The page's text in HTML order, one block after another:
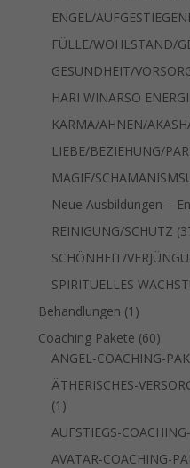
ENGEL/
FÜLLE/WOHLSTAND/
GESUNDHEIT/
HARI WINARSO
KARMA/AHNEN/
LIEBE/BEZIEHUNG/
MAGIE/
Neue Ausbildungen –
REINIGUNG/SCHUTZ
SCHÖNHEIT/
SPIRITUELLES
Behandlungen 1 1
Produkt
Coaching Pakete 6060
ANGEL-COACHING-
ÄTHERISCHES-
1 1
Produkt
AUFSTIEGS-
AVATAR-COACHING-